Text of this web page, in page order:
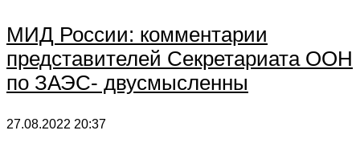
МИД России: комментарии
представителей Секретариата ООН
по ЗАЭС- двусмысленны
27.08.2022 20:37